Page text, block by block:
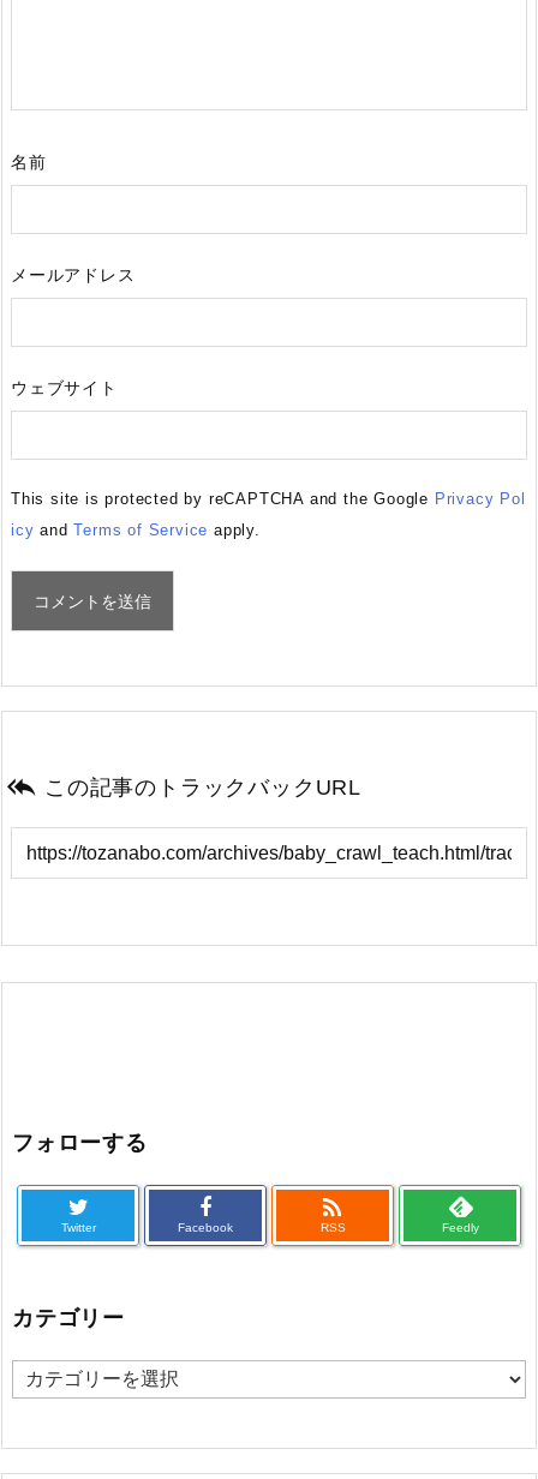
名前
メールアドレス
ウェブサイト
This site is protected by reCAPTCHA and the Google Privacy Pol
icy andTerms of Service apply.
 この記事のトラックバックURL
フォローする
Twitter Facebook

RSS Feedly
カテゴリー
カ
ゴ